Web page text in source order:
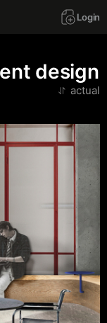
Login
design
actual